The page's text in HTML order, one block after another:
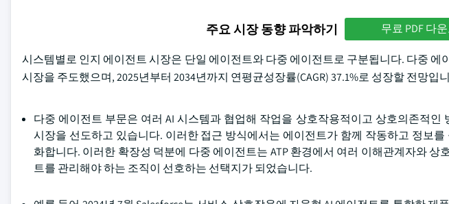
주요 시장 동향 파악하기 무료 PDF 다
시스템별로 인지 에이전트 시장은 단일 에이전트와 다중 에이전트로 구분됩니다. 다중 에
시장을 주도했으며, 2025년부터 2034년까지 연평균성장률(CAGR) 37.1%로 성장할 전망입
다중 에이전트 부문은 여러 AI 시스템과 협업해 작업을 상호작용적이고 상호의존적
시장을 선도하고 있습니다. 이러한 접근 방식에서는 에이전트가 함께 작동하고 정보
화합니다. 이러한 확장성 덕분에 다중 에이전트는 ATP 환경에서 여러 이해관계자와
트를 관리해야 하는 조직이 선호하는 선택지가 되었습니다.